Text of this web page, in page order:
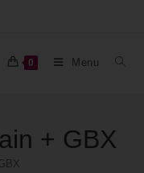
0 Menu
+ GBX